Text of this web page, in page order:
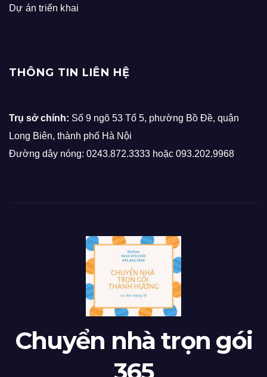
Dự án triển khai
THÔNG TIN LIÊN HỆ
Trụ sở chính: Số 9 ngõ 53 Tổ 5, phường Bồ Đề, quận
Long Biên, thành phố Hà Nội
Đường dây nóng: 0243.872.3333 hoặc 093.202.9968
Chuyển nhà trọn gói
365